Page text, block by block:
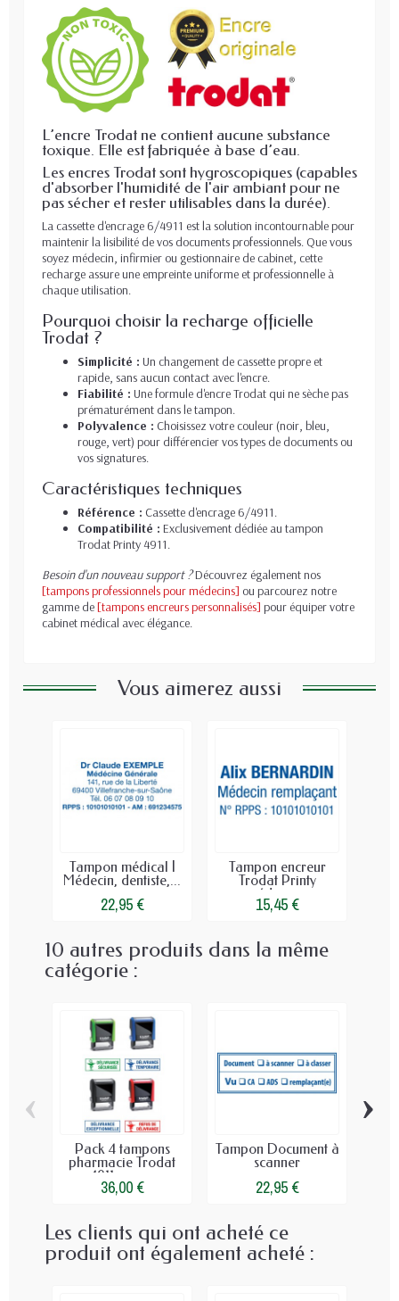
L’encre Trodat ne contient aucune substance
toxique. Elle est fabriquée à base d’eau.
Les encres Trodat sont hygroscopiques (capables
d'absorber l'humidité de l'air ambiant pour ne
pas sécher et rester utilisables dans la durée).
La cassette d'encrage 6/4911 est la solution incontournable pour
maintenir la lisibilité de vos documents professionnels. Que vous
soyez médecin, infirmier ou gestionnaire de cabinet, cette
recharge assure une empreinte uniforme et professionnelle à
chaque utilisation.
Pourquoi choisir la recharge officielle
Trodat ?
Simplicité : Un changement de cassette propre et
rapide, sans aucun contact avec l'encre.
Fiabilité : Une formule d'encre Trodat qui ne sèche pas
prématurément dans le tampon.
Polyvalence : Choisissez votre couleur (noir, bleu,
rouge, vert) pour différencier vos types de documents ou
vos signatures.
Caractéristiques techniques
Référence : Cassette d'encrage 6/4911.
Compatibilité : Exclusivement dédiée au tampon
Trodat Printy 4911.
Besoin d'un nouveau support ?Découvrez également nos
[tampons professionnels pour médecins] ou parcourez notre
gamme de[tampons encreurs personnalisés] pour équiper votre
cabinet médical avec élégance.
Vous aimerez aussi
Tampon médical |
Médecin, dentiste,...
22,95 €
Tampon encreur
Trodat Printy
médecin...
15,45 €
10 autres produits dans la même
catégorie :
Pack 4 tampons
pharmacie Trodat
4911 pour...
36,00 €
Tampon Document à
scanner
22,95 €
‹ ›
Les clients qui ont acheté ce
produit ont également acheté :